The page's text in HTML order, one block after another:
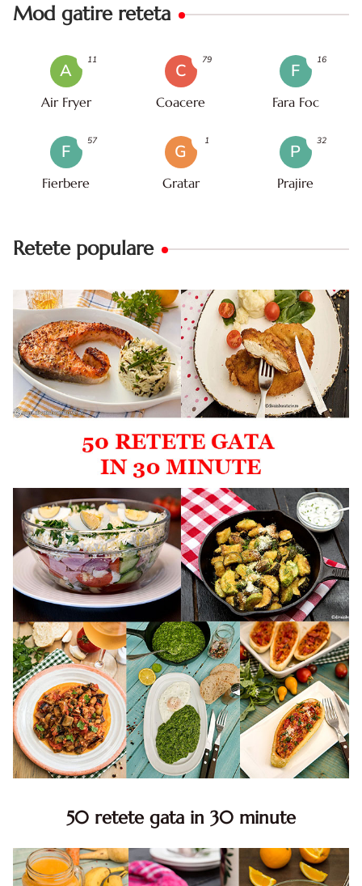
Mod gatire reteta
A
Air Fryer
11
C
Coacere
79
F
Fara Foc
16
F
Fierbere
57
G
Gratar
1
P
Prajire
32
Retete populare
50 retete gata in 30 minute
minute. Retete rapide. Retete rapide de mancare. Idei
retete mancare rapid